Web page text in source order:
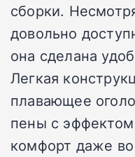
сборки.
довольно
она сделана
Легкая
плавающее
пены с
комфорт даже